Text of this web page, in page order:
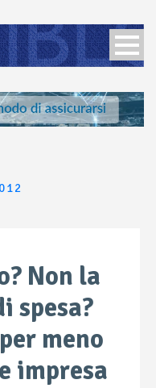
Non la
spesa?
meno
impresa